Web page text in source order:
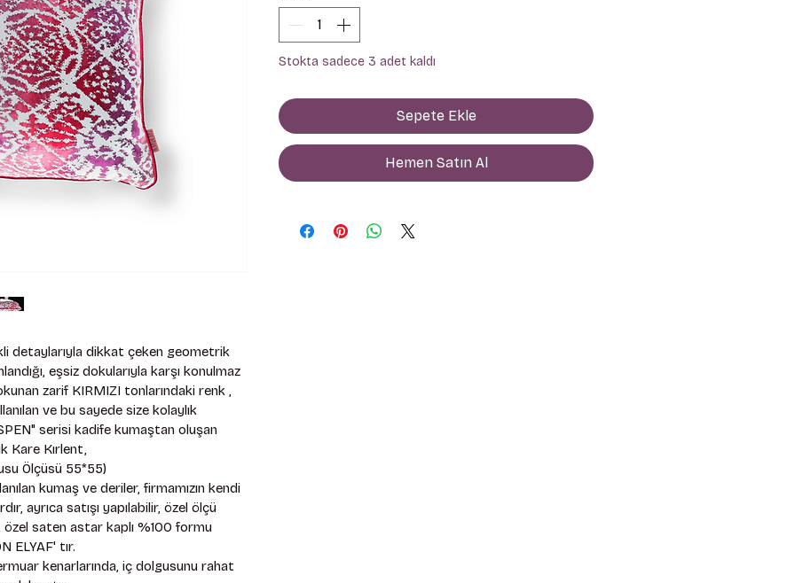
detaylarıyla dikkat çeken geometrik
eşsiz dokularıyla karşı konulmaz
zarif KIRMIZI tonlarındaki renk ,
ve bu sayede size kolaylık
serisi kadife kumaştan oluşan
Kare Kırlent,
Ölçüsü 55*55)
kumaş ve deriler, firmamızın kendi
ayrıca satışı yapılabilir, özel ölçü
özel saten astar kaplı %100 formu
ELYAF' tır.
kenarlarında, iç dolgusunu rahat
Stokta sadece 3 adet kaldı
Sepete Ekle
Hemen Satın Al